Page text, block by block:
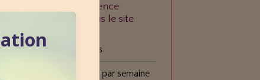
À quelle fréquence
consultez-vous le site
Tous les jours
Plusieurs fois par semaine